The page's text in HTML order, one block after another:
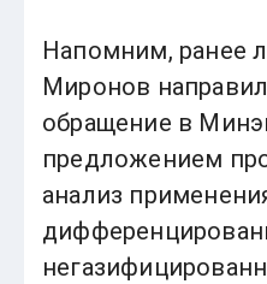
Напомним, ранее
Миронов
обращение в
предложением
анализ